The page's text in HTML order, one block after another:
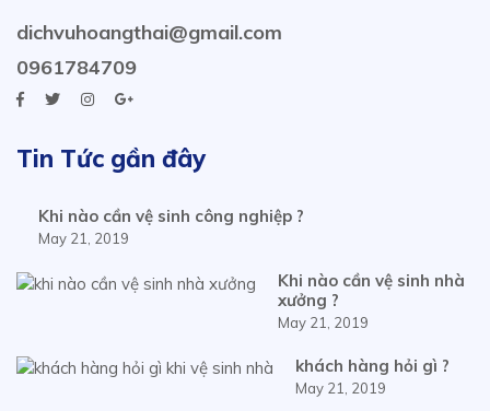
dichvuhoangthai@gmail.com
0961784709
Tin Tức gần đây
Khi nào cần vệ sinh công nghiệp ?
May 21, 2019
Khi nào cần vệ sinh nhà
xưởng ?
May 21, 2019
khách hàng hỏi gì ?
May 21, 2019